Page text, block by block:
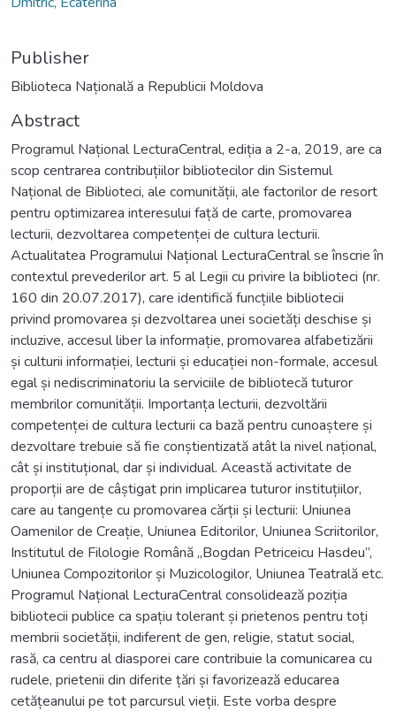
Publisher
Biblioteca Națională a Republicii Moldova
Abstract
Programul Național LecturaCentral, ediția a 2-a, 2019, are ca
scop centrarea contribuțiilor bibliotecilor din Sistemul
Național de Biblioteci, ale comunității, ale factorilor de resort
pentru optimizarea interesului față de carte, promovarea
lecturii, dezvoltarea competenței de cultura lecturii.
Actualitatea Programului Național LecturaCentral se înscrie în
contextul prevederilor art. 5 al Legii cu privire la biblioteci (nr.
160 din 20.07.2017), care identifică funcțiile bibliotecii
privind promovarea și dezvoltarea unei societăți deschise și
incluzive, accesul liber la informație, promovarea alfabetizării
și culturii informației, lecturii și educației non-formale, accesul
egal și nediscriminatoriu la serviciile de bibliotecă tuturor
membrilor comunității. Importanța lecturii, dezvoltării
competenței de cultura lecturii ca bază pentru cunoaștere și
dezvoltare trebuie să fie conștientizată atât la nivel național,
cât și instituțional, dar și individual. Această activitate de
proporții are de câștigat prin implicarea tuturor instituțiilor,
care au tangențe cu promovarea cărții și lecturii: Uniunea
Oamenilor de Creație, Uniunea Editorilor, Uniunea Scriitorilor,
Institutul de Filologie Română „Bogdan Petriceicu Hasdeu”,
Uniunea Compozitorilor și Muzicologilor, Uniunea Teatrală etc.
Programul Național LecturaCentral consolidează poziția
bibliotecii publice ca spațiu tolerant și prietenos pentru toți
membrii societății, indiferent de gen, religie, statut social,
rasă, ca centru al diasporei care contribuie la comunicarea cu
rudele, prietenii din diferite țări și favorizează educarea
cetățeanului pe tot parcursul vieții. Este vorba despre